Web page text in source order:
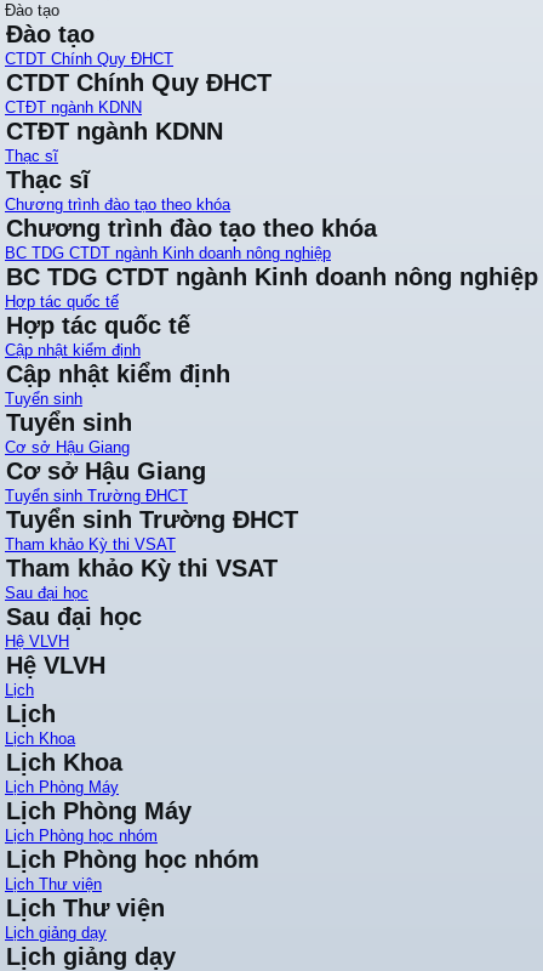
Đào tạo
Đào tạo
CTDT Chính Quy ĐHCT
CTDT Chính Quy ĐHCT
CTĐT ngành KDNN
CTĐT ngành KDNN
Thạc sĩ
Thạc sĩ
Chương trình đào tạo theo khóa
Chương trình đào tạo theo khóa
BC TDG CTDT ngành Kinh doanh nông nghiệp
BC TDG CTDT ngành Kinh doanh nông nghiệp
Hợp tác quốc tế
Hợp tác quốc tế
Cập nhật kiểm định
Cập nhật kiểm định
Tuyển sinh
Tuyển sinh
Cơ sở Hậu Giang
Cơ sở Hậu Giang
Tuyển sinh Trường ĐHCT
Tuyển sinh Trường ĐHCT
Tham khảo Kỳ thi VSAT
Tham khảo Kỳ thi VSAT
Sau đại học
Sau đại học
Hệ VLVH
Hệ VLVH
Lịch
Lịch
Lịch Khoa
Lịch Khoa
Lịch Phòng Máy
Lịch Phòng Máy
Lịch Phòng học nhóm
Lịch Phòng học nhóm
Lịch Thư viện
Lịch Thư viện
Lịch giảng dạy
Lịch giảng dạy